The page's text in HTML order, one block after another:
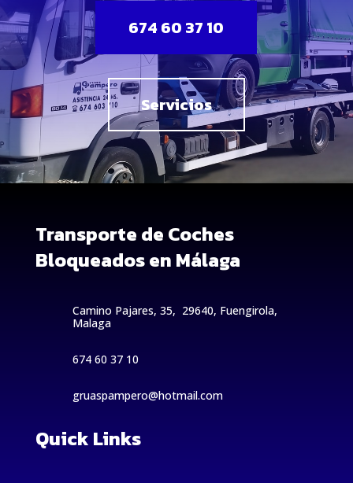
674 60 37 10
Servicios
Transporte de Coches
Bloqueados en Málaga
Camino Pajares, 35, 29640, Fuengirola,
Malaga
674 60 37 10
gruaspampero@hotmail.com
Quick Links